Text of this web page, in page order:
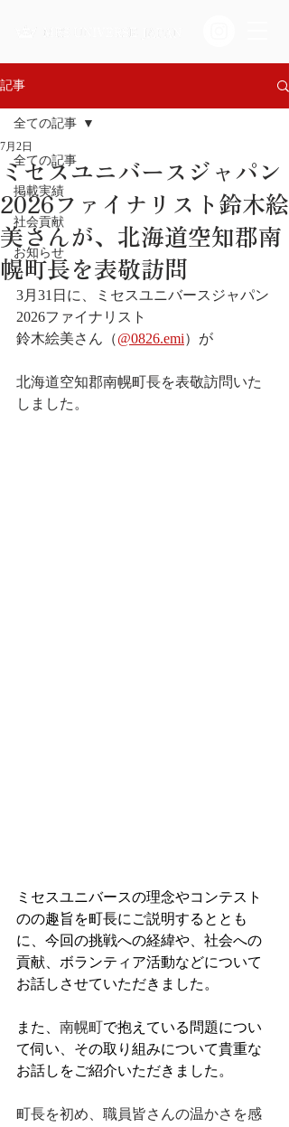
記事
全ての記事
掲載実績
社会貢献
お知らせ
全ての記事
ミセスユニバースジャパン
2026ファイナリスト鈴木絵
美さんが、北海道空知郡南
幌町長を表敬訪問
7月2日
3月31日に、ミセスユニバースジャパン
2026ファイナリスト
鈴木絵美さん（@0826.emi）が
北海道空知郡南幌町長を表敬訪問いた
しました。
ミセスユニバースの理念やコンテスト
のの趣旨を町長にご説明するととも
に、今回の挑戦への経緯や、社会への
貢献、ボランティア活動などについて
お話しさせていただきました。
また、 南幌町で抱えている問題につい
て伺い、その取り組みについて貴重な
お話しをご紹介いただきました。
町長を初め、職員皆さんの温かさを感